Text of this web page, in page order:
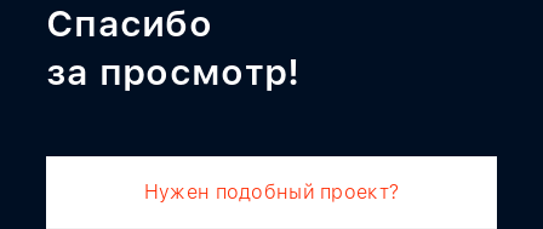
Спасибо
за просмотр!
Нужен подобный проект?